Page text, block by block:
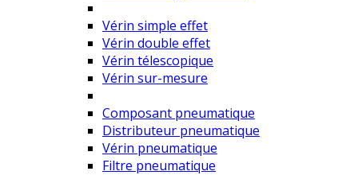
Vérin simple effet
Vérin double effet
Vérin télescopique
Vérin sur-mesure
Composant pneumatique
Distributeur pneumatique
Vérin pneumatique
Filtre pneumatique